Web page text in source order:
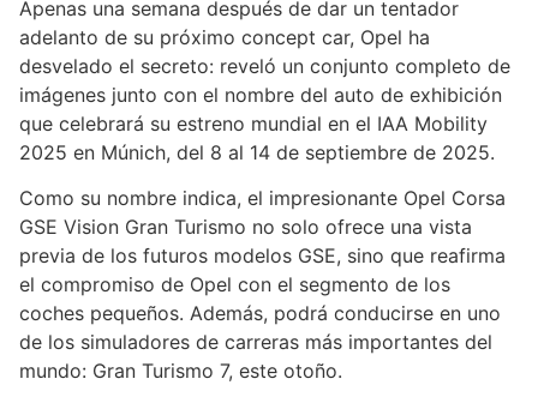
Apenas una semana después de dar un tentador
adelanto de su próximo concept car, Opel ha
desvelado el secreto: reveló un conjunto completo de
imágenes junto con el nombre del auto de exhibición
que celebrará su estreno mundial en el IAA Mobility
2025 en Múnich, del 8 al 14 de septiembre de 2025.
Como su nombre indica, el impresionante Opel Corsa
GSE Vision Gran Turismo no solo ofrece una vista
previa de los futuros modelos GSE, sino que reafirma
el compromiso de Opel con el segmento de los
coches pequeños. Además, podrá conducirse en uno
de los simuladores de carreras más importantes del
mundo: Gran Turismo 7, este otoño.